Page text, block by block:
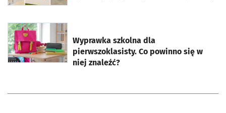
Wyprawka szkolna dla
pierwszoklasisty. Co powinno się w
niej znaleźć?
otworzy się w nowej karcie